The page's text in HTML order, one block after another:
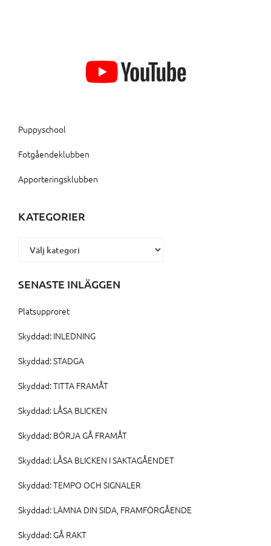
Puppyschool
Fotgåendeklubben
Apporteringsklubben
KATEGORIER
Kategorier
SENASTE INLÄGGEN
Platsupproret
Skyddad: INLEDNING
Skyddad: STADGA
Skyddad: TITTA FRAMÅT
Skyddad: LÅSA BLICKEN
Skyddad: BÖRJA GÅ FRAMÅT
Skyddad: LÅSA BLICKEN I SAKTAGÅENDET
Skyddad: TEMPO OCH SIGNALER
Skyddad: LÄMNA DIN SIDA, FRAMFÖRGÅENDE
Skyddad: GÅ RAKT